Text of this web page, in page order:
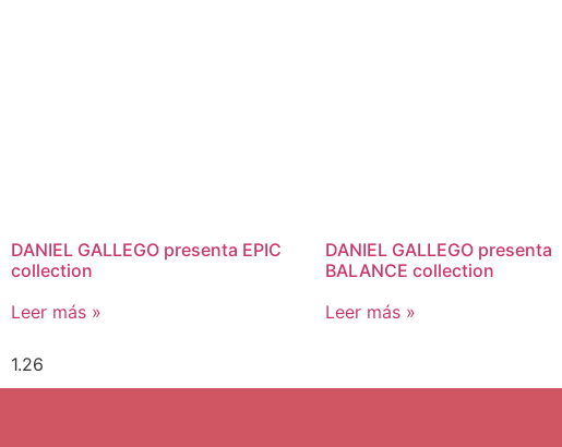
DANIEL GALLEGO presenta EPIC
collection
Leer más »
DANIEL GALLEGO presenta
BALANCE collection
Leer más »